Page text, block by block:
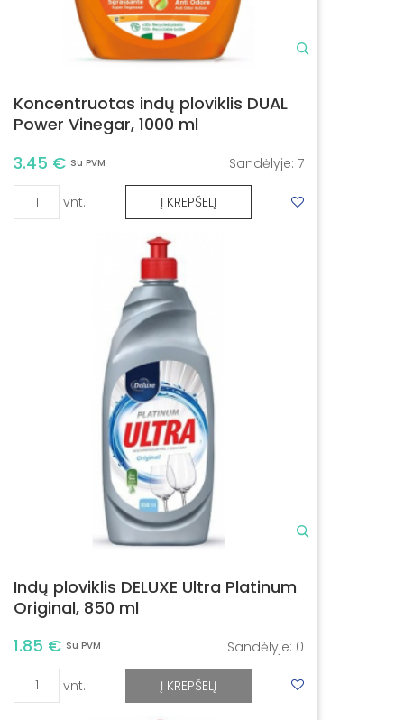
Koncentruotas indų ploviklis DUAL
Power Vinegar, 1000 ml
3.45 € Su PVM Sandėlyje: 7
vnt. Į KREPŠELĮ
Indų ploviklis DELUXE Ultra Platinum
Original, 850 ml
1.85 € Su PVM Sandėlyje: 0
vnt. Į KREPŠELĮ